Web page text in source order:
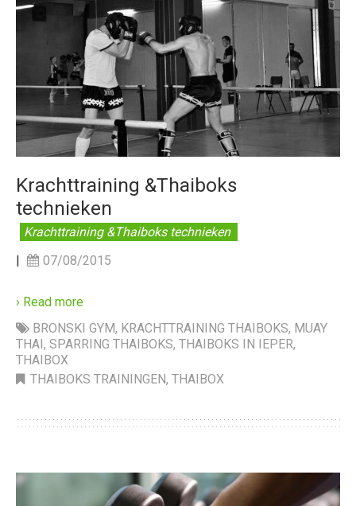
Krachttraining &Thaiboks
technieken
Krachttraining &Thaiboks technieken
07/08/2015
› Read more
BRONSKI GYM, KRACHTTRAINING THAIBOKS, MUAY
THAI , SPARRING THAIBOKS, THAIBOKS IN IEPER,
THAIBOX
THAIBOKS TRAININGEN, THAIBOX